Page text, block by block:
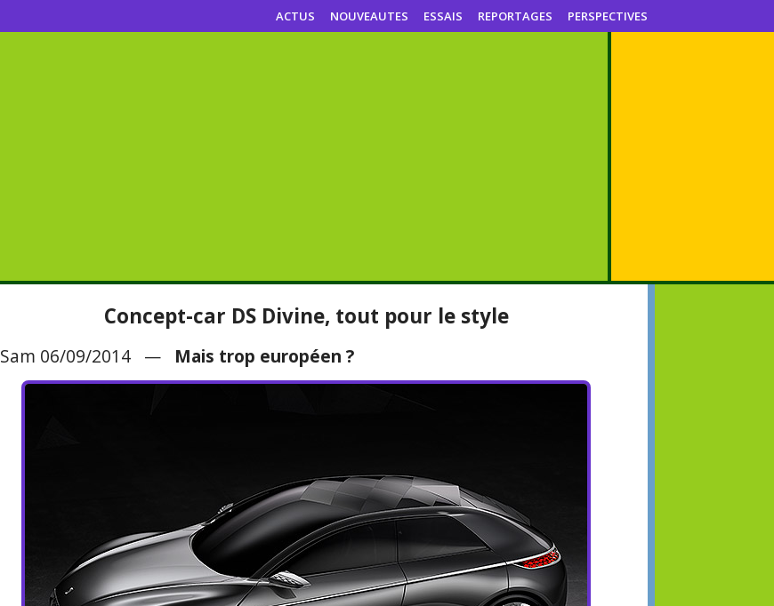
ACTUS NOUVEAUTES ESSAIS REPORTAGES PERSPECTIVES
Concept-car DS Divine, tout pour le style
Sam 06/09/2014 — Mais trop européen ?